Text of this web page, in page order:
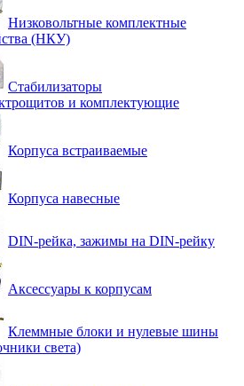
Низковольтные комплектные
(НКУ)
Стабилизаторы
и комплектующие
Корпуса встраиваемые
Корпуса навесные
DIN-рейка, зажимы на DIN-рейку
Аксессуары к корпусам
Клеммные блоки и нулевые шины
света)